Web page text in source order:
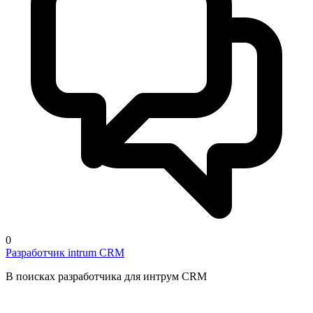
0
Разработчик intrum CRM
В поисках разработчика для интрум CRM